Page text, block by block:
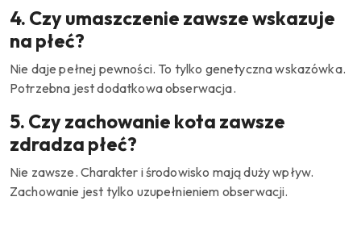
4. Czy umaszczenie zawsze wskazuje
na płeć?
Nie daje pełnej pewności. To tylko genetyczna wskazówka.
Potrzebna jest dodatkowa obserwacja.
5. Czy zachowanie kota zawsze
zdradza płeć?
Nie zawsze. Charakter i środowisko mają duży wpływ.
Zachowanie jest tylko uzupełnieniem obserwacji.